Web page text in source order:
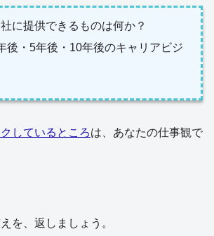
に提供できるものは何か？
後・5年後・10年後のキャリアビジ
しているところは、あなたの仕事観で
を、返しましょう。